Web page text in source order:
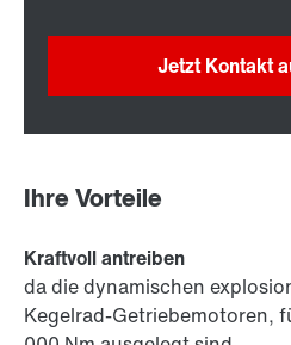
Jetzt Kontakt
Ihre Vorteile
Kraftvoll antreiben
da die dynamischen
Kegelrad-Getriebemotoren,